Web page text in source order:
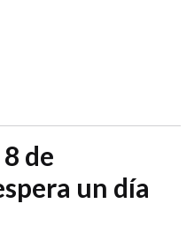
de
un día